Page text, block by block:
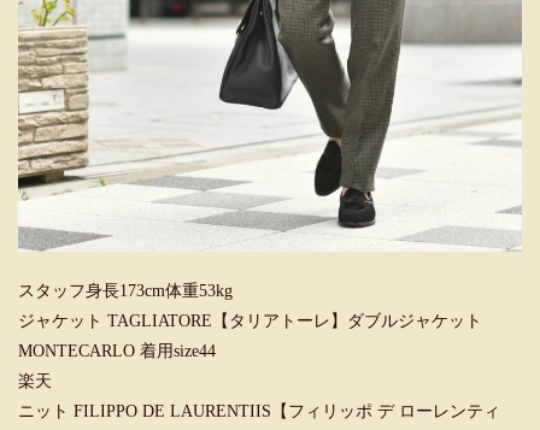
スタッフ身長173cm体重53kg
ジャケット TAGLIATORE【タリアトーレ】ダブルジャケット
MONTECARLO 着用size44
楽天
ニット FILIPPO DE LAURENTIIS【フィリッポ デ ローレンティ